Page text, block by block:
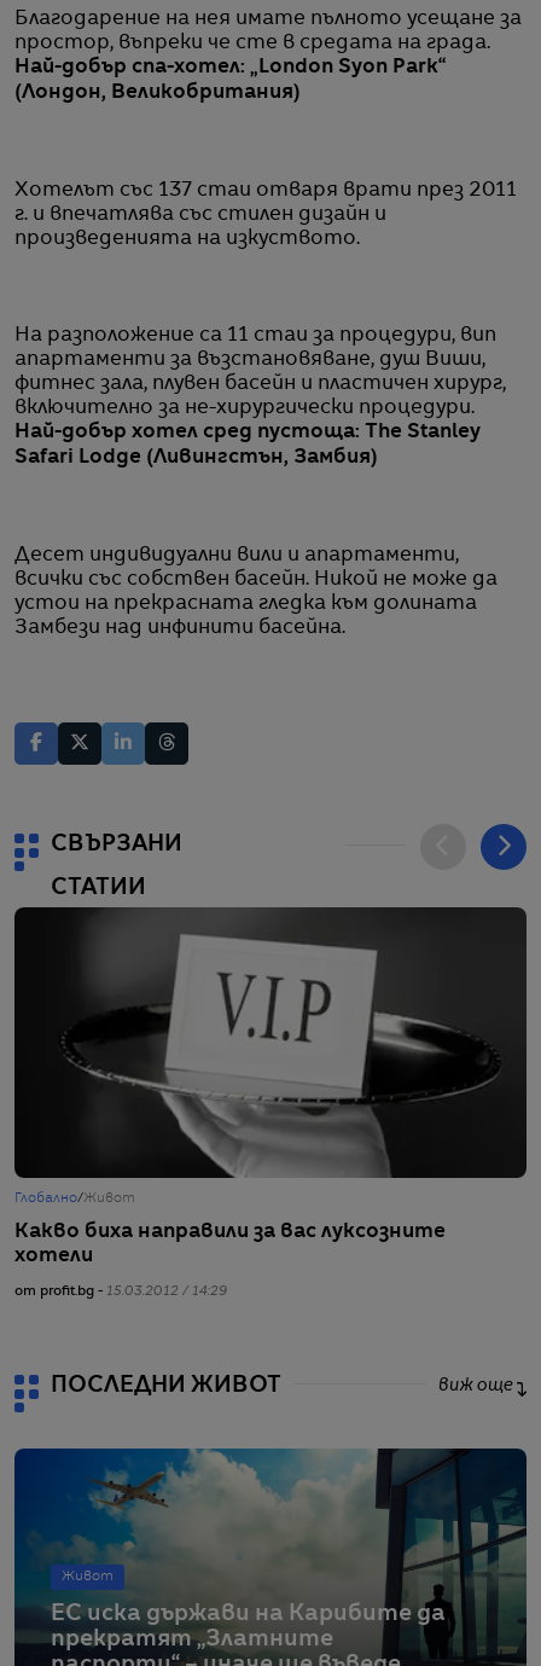
Благодарение на нея имате пълното усещане за
простор, въпреки че сте в средата на града.
Най-добър спа-хотел: „London Syon Park“
(Лондон, Великобритания)
Хотелът със 137 стаи отваря врати през 2011
г. и впечатлява със стилен дизайн и
произведенията на изкуството.
На разположение са 11 стаи за процедури, вип
апартаменти за възстановяване, душ Виши,
фитнес зала, плувен басейн и пластичен хирург,
включително за не-хирургически процедури.
Най-добър хотел сред пустоща: The Stanley
Safari Lodge (Ливингстън, Замбия)
Десет индивидуални вили и апартаменти,
всички със собствен басейн. Никой не може да
устои на прекрасната гледка към долината
Замбези над инфинити басейна.
СВЪРЗАНИ
СТАТИИ
Глобално/Живот
Какво биха направили за вас луксозните
хотели
от profit.bg - 15.03.2012 / 14:29
ПОСЛЕДНИ ЖИВОТ виж още
Живот
ЕС иска държави на Карибите да
прекратят „Златните